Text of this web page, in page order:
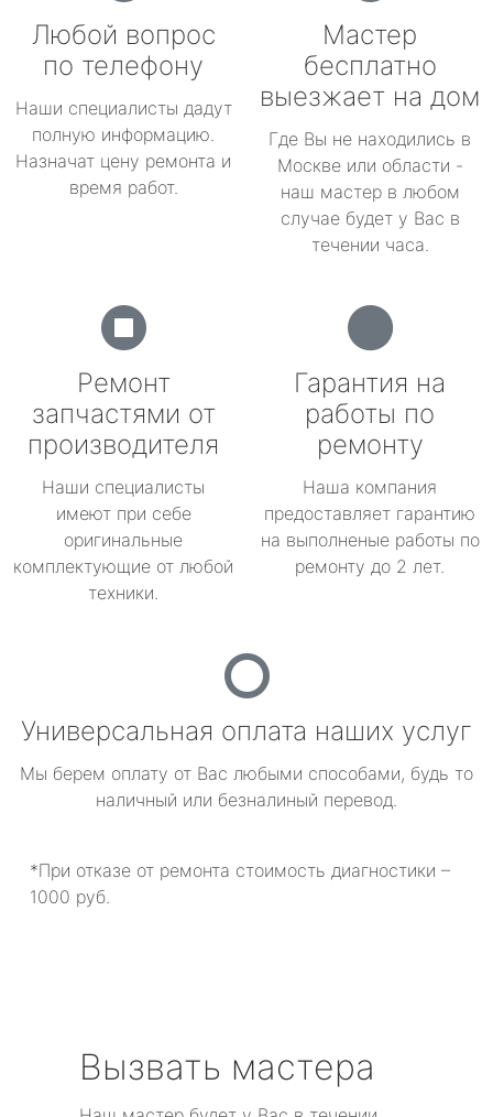
Любой вопрос
по телефону
Наши специалисты дадут
полную информацию.
Назначат цену ремонта и
время работ.
Мастер
бесплатно
выезжает на дом
Где Вы не находились в
Москве или области -
наш мастер в любом
случае будет у Вас в
течении часа.
Ремонт
запчастями от
производителя
Наши специалисты
имеют при себе
оригинальные
комплектующие от любой
техники.
Гарантия на
работы по
ремонту
Наша компания
предоставляет гарантию
на выполненые работы по
ремонту до 2 лет.
Универсальная оплата наших услуг
Мы берем оплату от Вас любыми способами, будь то
наличный или безналиный перевод.
*При отказе от ремонта стоимость диагностики –
1000 руб.
Вызвать мастера